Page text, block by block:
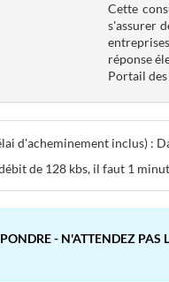
Cette
s'assurer
réponse
Portail
d'acheminement inclus) :
de 128 kbs, il faut 1
- N'ATTENDEZ PAS